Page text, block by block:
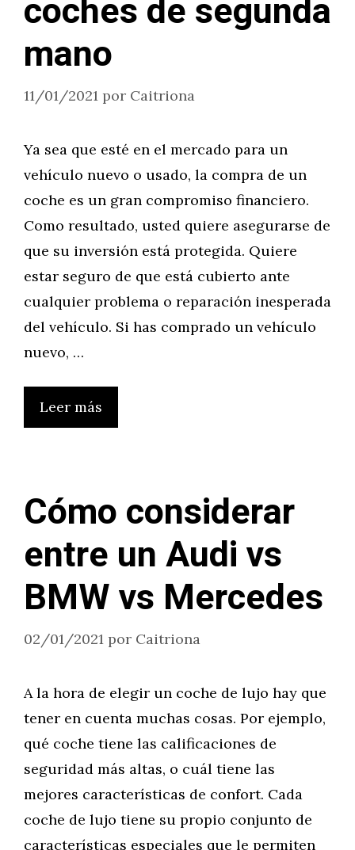
coches de segunda
mano
11/01/2021 por Caitriona
Ya sea que esté en el mercado para un
vehículo nuevo o usado, la compra de un
coche es un gran compromiso financiero.
Como resultado, usted quiere asegurarse de
que su inversión está protegida. Quiere
estar seguro de que está cubierto ante
cualquier problema o reparación inesperada
del vehículo. Si has comprado un vehículo
nuevo, …
Leer más
Cómo considerar
entre un Audi vs
BMW vs Mercedes
02/01/2021 por Caitriona
A la hora de elegir un coche de lujo hay que
tener en cuenta muchas cosas. Por ejemplo,
qué coche tiene las calificaciones de
seguridad más altas, o cuál tiene las
mejores características de confort. Cada
coche de lujo tiene su propio conjunto de
características especiales que le permiten